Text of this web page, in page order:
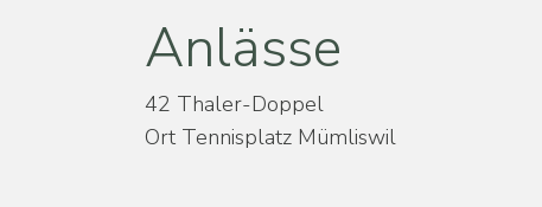
Anlässe
42 Thaler-Doppel
Ort Tennisplatz Mümliswil